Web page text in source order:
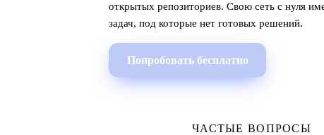
открытых репозиториев. Свою сеть с нуля
задач, под которые нет готовых решений.
Попробовать бесплатно
ЧАСТЫЕ ВОПРОСЫ